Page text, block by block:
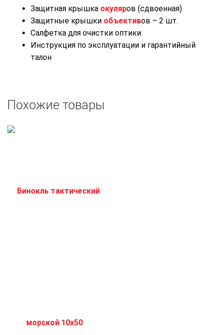
Защитная крышка окуляров (сдвоенная)
Защитные крышки объективов – 2 шт.
Салфетка для очистки оптики
Инструкция по эксплуатации и гарантийный
талон
Похожие товары